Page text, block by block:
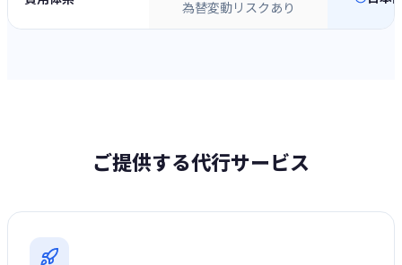
為替変動リスクあり
ご提供する代行サービス